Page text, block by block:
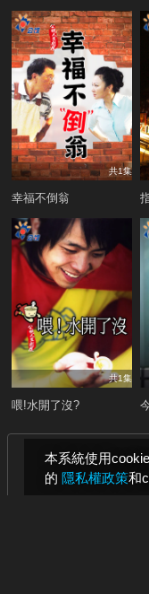
本系統使用
的 隱私權政策和
共1集
幸福不倒翁
共1集
喂!水開了沒?